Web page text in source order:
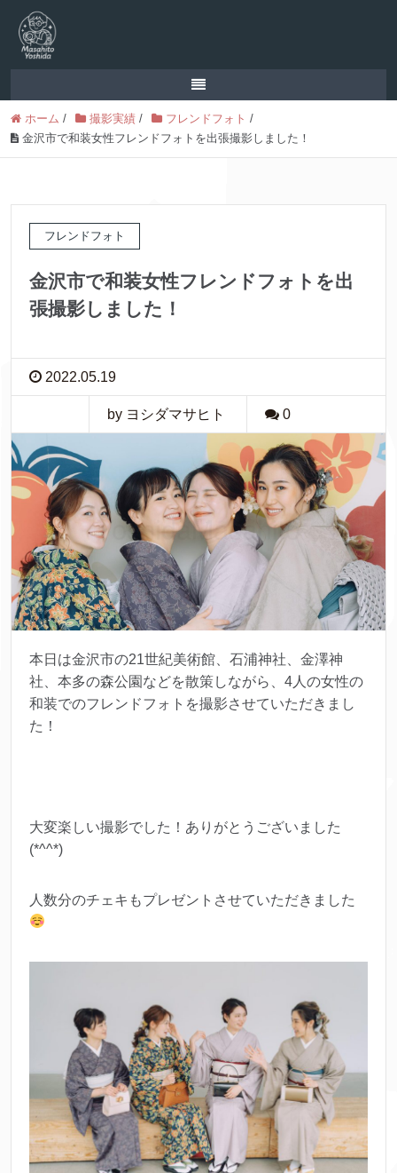
ホーム / 撮影実績 / フレンドフォト /
金沢市で和装女性フレンドフォトを出張撮影しました！
フレンドフォト
金沢市で和装女性フレンドフォトを出
張撮影しました！
2022.05.19
by ヨシダマサヒト 0
本日は金沢市の21世紀美術館、石浦神社、金澤神
社、本多の森公園などを散策しながら、4人の女性の
和装でのフレンドフォトを撮影させていただきまし
た！
大変楽しい撮影でした！ありがとうございました
(*^^*)
人数分のチェキもプレゼントさせていただきました